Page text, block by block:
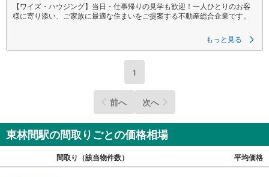
【ワイズ・ハウジング】当日・仕事帰りの見学も歓迎！一人ひとりのお客
様に寄り添い、ご家族に最適な住まいをご提案する不動産総合企業です。
■スムーズな物件見学事前予約で、当日や仕事帰りの見学にも柔軟に対応い
たします。現地や店舗での待ち合わせ、最寄駅・周辺施設での合流、ご自
宅へのお迎えなど、ご希望の場所を指定いただけます。
※鍵の手配が必要な場合や、居住中の物件は即日対応が難しい場合もござい
ます。お早めにお問い合わせください。
■ネット非公開情報もご紹介事前にご希望の「広さ・価格・エリア」や住み
替えのきっかけをお聞かせいただければ、ネット掲載不可の限定情報や、
新規公開予定の物件資料も併せてご用意いたします。
■安心の資金計画・売却サポート将来の金銭的な不安には、提携ファイナン
シャルプランナー（FP）がライフプランに合わせた資金計画をお答えしま
サポートいたします。
もっと見る
1
前へ 次へ
東林間駅の間取りごとの価格相場
間取り（該当物件数） 平均価格